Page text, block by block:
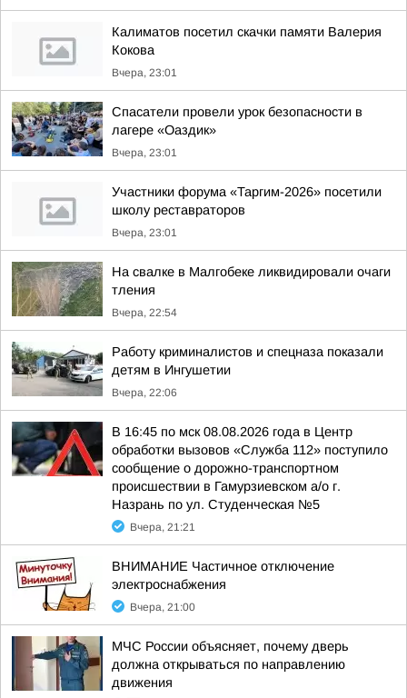
Калиматов посетил скачки памяти Валерия
Кокова
Вчера, 23:01
Спасатели провели урок безопасности в
лагере «Оаздик»
Вчера, 23:01
Участники форума «Таргим-2026» посетили
школу реставраторов
Вчера, 23:01
На свалке в Малгобеке ликвидировали очаги
тления
Вчера, 22:54
Работу криминалистов и спецназа показали
детям в Ингушетии
Вчера, 22:06
В 16:45 по мск 08.08.2026 года в Центр
обработки вызовов «Служба 112» поступило
сообщение о дорожно-транспортном
происшествии в Гамурзиевском а/о г.
Назрань по ул. Студенческая №5
Вчера, 21:21
ВНИМАНИЕ Частичное отключение
электроснабжения
Вчера, 21:00
МЧС России объясняет, почему дверь
должна открываться по направлению
движения